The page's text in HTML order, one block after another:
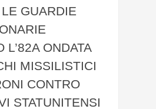
GUARDIE
L’82A ONDATA
MISSILISTICI
CONTRO
STATUNITENSI